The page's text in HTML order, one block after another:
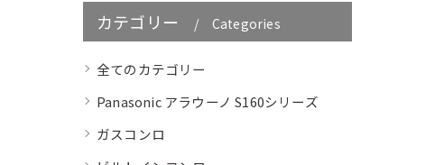
カテゴリー Categories
全てのカテゴリー
Panasonic アラウーノ S160シリーズ
ガスコンロ